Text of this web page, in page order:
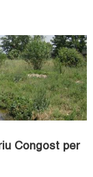
Congost per